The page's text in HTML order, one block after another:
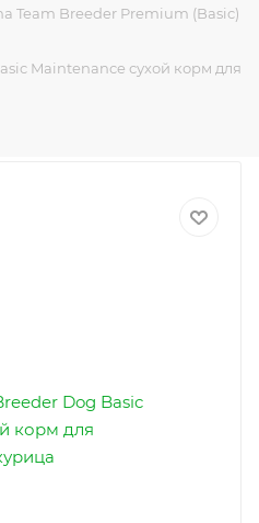
Team Breeder Premium (Basic)
Maintenance сухой корм для